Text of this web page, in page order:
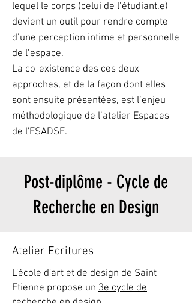
lequel le corps (celui de l’étudiant.e)
devient un outil pour rendre compte
d’une perception intime et personnelle
de l’espace.
La co-existence des ces deux
approches, et de la façon dont elles
sont ensuite présentées, est l’enjeu
méthodologique de l’atelier Espaces
de l'ESADSE.
Post-diplôme - Cycle de
Recherche en Design
Atelier Ecritures
L'école d'art et de design de Saint
Etienne propose un 3e cycle de